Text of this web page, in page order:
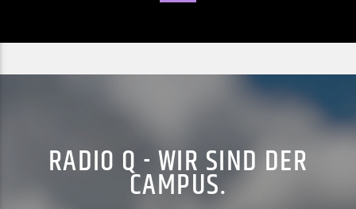
RADIO Q - WIR SIND DER
CAMPUS.